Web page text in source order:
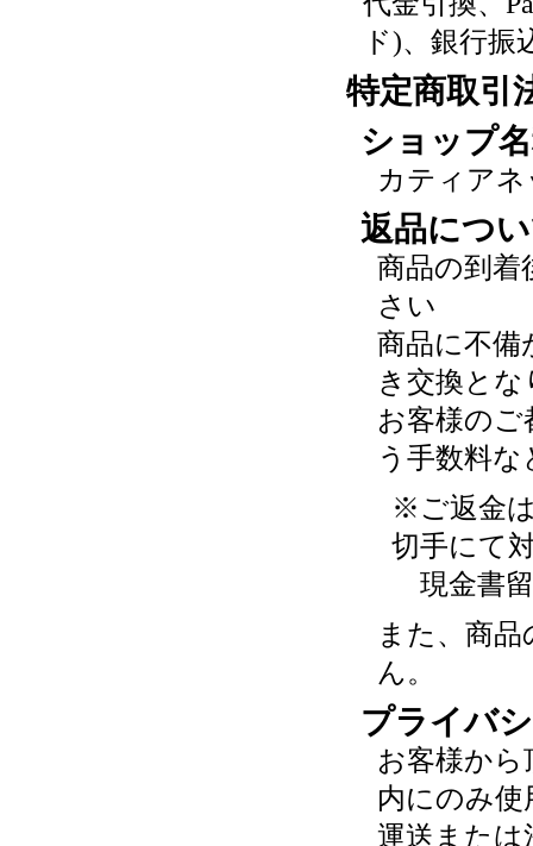
ド)、銀行振
特定商取引
ショップ
カティア
返品につ
商品の到着
さい
商品に不備
き交換と
お客様のご
う手数料
※ご返金
切手にて
現金書
また、商
ん。
プライバ
お客様か
内にのみ
運送または